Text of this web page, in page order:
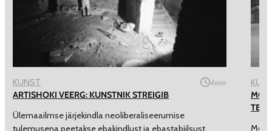
KUNST 4min
ARTISHOKI VEERG: KUNSTNIK STREIGIB
Ülemaailmse järjekindla neoliberaliseerumise
tulemusena peetakse ebakindlust ja ebastabiilsust